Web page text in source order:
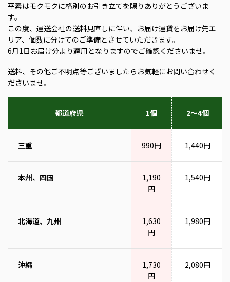
平素はモクモクに格別のお引き立てを賜りありがとうございま
す。
この度、運送会社の送料見直しに伴い、お届け運賃をお届け先エ
リア、個数に分けてのご準備とさせていただきます。
6月1日お届け分より適用となりますのでご確認くださいませ。
送料、その他ご不明点等ございましたらお気軽にお問い合わせく
ださいませ。
都道府県 1個 2～4個
三重 990円 1,440円
本州、四国
1,190
円
1,540円
北海道、九州
1,630
円
1,980円
沖縄
1,730
円
2,080円